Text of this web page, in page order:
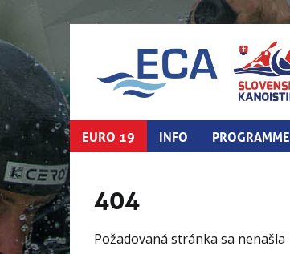
EURO 19 INFO PROGRAMME
404
Požadovaná stránka sa nenašla